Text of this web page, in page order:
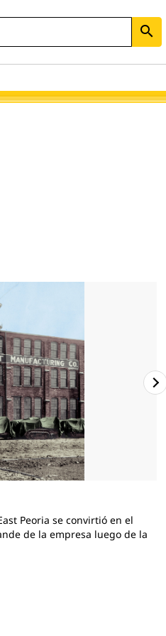
search
Peoria se convirtió en el
de la empresa luego de la